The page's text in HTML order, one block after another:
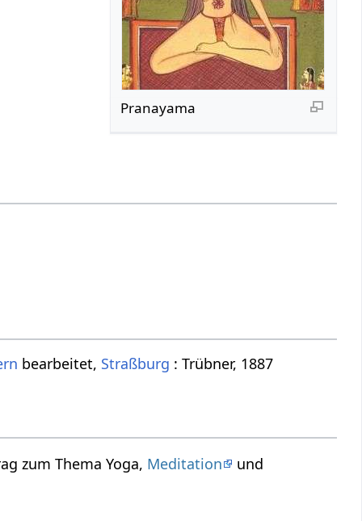
Pranayama
bearbeitet, Straßburg : Trübner, 1887
zum Thema Yoga, Meditation
und